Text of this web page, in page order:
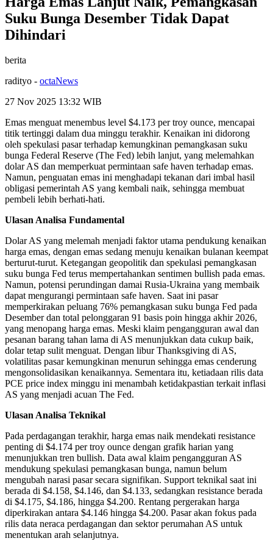
Suku Bunga Desember Tidak Dapat
Dihindari
berita
radityo - octaNews
27 Nov 2025 13:32 WIB
Emas menguat menembus level $4.173 per troy ounce, mencapai
titik tertinggi dalam dua minggu terakhir. Kenaikan ini didorong
oleh spekulasi pasar terhadap kemungkinan pemangkasan suku
bunga Federal Reserve (The Fed) lebih lanjut, yang melemahkan
dolar AS dan memperkuat permintaan safe haven terhadap emas.
Namun, penguatan emas ini menghadapi tekanan dari imbal hasil
obligasi pemerintah AS yang kembali naik, sehingga membuat
pembeli lebih berhati-hati.
Ulasan Analisa Fundamental
Dolar AS yang melemah menjadi faktor utama pendukung kenaikan
harga emas, dengan emas sedang menuju kenaikan bulanan keempat
berturut-turut. Ketegangan geopolitik dan spekulasi pemangkasan
suku bunga Fed terus mempertahankan sentimen bullish pada emas.
Namun, potensi perundingan damai Rusia-Ukraina yang membaik
dapat mengurangi permintaan safe haven. Saat ini pasar
memperkirakan peluang 76% pemangkasan suku bunga Fed pada
Desember dan total pelonggaran 91 basis poin hingga akhir 2026,
yang menopang harga emas. Meski klaim pengangguran awal dan
pesanan barang tahan lama di AS menunjukkan data cukup baik,
dolar tetap sulit menguat. Dengan libur Thanksgiving di AS,
volatilitas pasar kemungkinan menurun sehingga emas cenderung
mengonsolidasikan kenaikannya. Sementara itu, ketiadaan rilis data
PCE price index minggu ini menambah ketidakpastian terkait inflasi
AS yang menjadi acuan The Fed.
Ulasan Analisa Teknikal
Pada perdagangan terakhir, harga emas naik mendekati resistance
penting di $4.174 per troy ounce dengan grafik harian yang
menunjukkan tren bullish. Data awal klaim pengangguran AS
mendukung spekulasi pemangkasan bunga, namun belum
mengubah narasi pasar secara signifikan. Support teknikal saat ini
berada di $4.158, $4.146, dan $4.133, sedangkan resistance berada
di $4.175, $4.186, hingga $4.200. Rentang pergerakan harga
diperkirakan antara $4.146 hingga $4.200. Pasar akan fokus pada
rilis data neraca perdagangan dan sektor perumahan AS untuk
menentukan arah selanjutnya.